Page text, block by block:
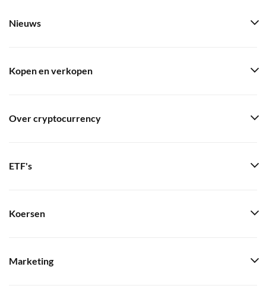
Nieuws
Kopen en verkopen
Over cryptocurrency
ETF's
Koersen
Marketing